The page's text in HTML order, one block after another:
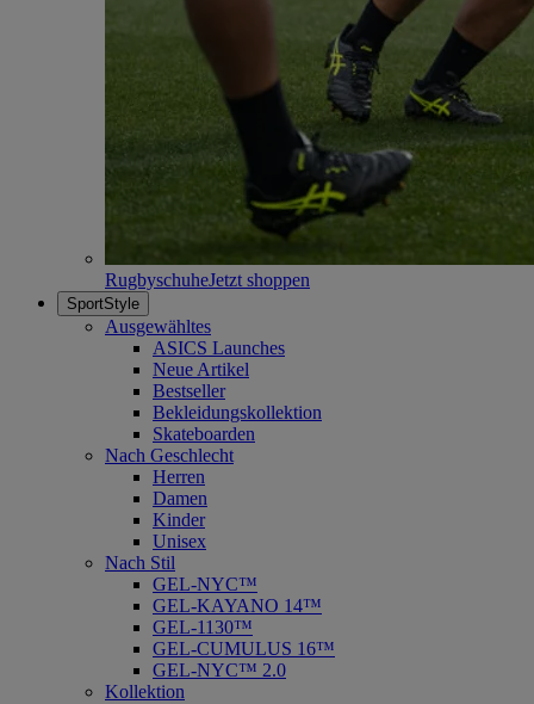
RugbyschuheJetzt shoppen
SportStyle
Ausgewähltes
ASICS Launches
Neue Artikel
Bestseller
Bekleidungskollektion
Skateboarden
Nach Geschlecht
Herren
Damen
Kinder
Unisex
Nach Stil
GEL-NYC™
GEL-KAYANO 14™
GEL-1130™
GEL-CUMULUS 16™
GEL-NYC™ 2.0
Kollektion